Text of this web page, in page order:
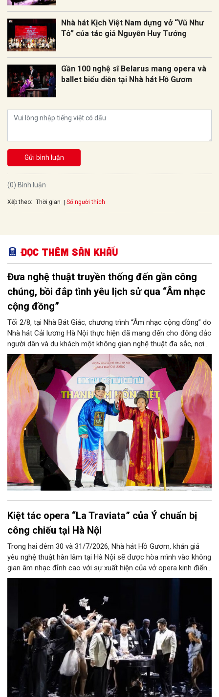
Nhà hát Kịch Việt Nam dựng vở “Vũ Như
Tô” của tác giả Nguyễn Huy Tưởng
Gần 100 nghệ sĩ Belarus mang opera và
ballet biểu diễn tại Nhà hát Hồ Gươm
Gửi bình luận
(0) Bình luận
Xếp theo: Thời gian Số người thích
Đọc thêm Sân khấu
Đưa nghệ thuật truyền thống đến gần công
chúng, bồi đắp tình yêu lịch sử qua “Âm nhạc
cộng đồng”
Tối 2/8, tại Nhà Bát Giác, chương trình “Âm nhạc cộng đồng” do
Nhà hát Cải lương Hà Nội thực hiện đã mang đến cho đông đảo
người dân và du khách một không gian nghệ thuật đa sắc, nơi
những làn điệu cải lương, ca cổ, tân cổ và các tiết mục múa
hòa quyện trong không gian của phố đi bộ hồ Hoàn Kiếm. Đặc
biệt, chương trình có sự giao lưu của các nghệ sĩ đến từ
phương Nam, góp phần tạo nên cuộc gặp gỡ nghệ thuật giàu
cảm xúc.
Kiệt tác opera “La Traviata” của Ý chuẩn bị
công chiếu tại Hà Nội
Trong hai đêm 30 và 31/7/2026, Nhà hát Hồ Gươm, khán giả
yêu nghệ thuật hàn lâm tại Hà Nội sẽ được hòa mình vào không
gian âm nhạc đỉnh cao với sự xuất hiện của vở opera kinh điển
“La Traviata”.